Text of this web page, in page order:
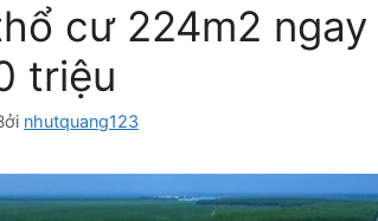
cư 224m2
triệu
nhutquang123